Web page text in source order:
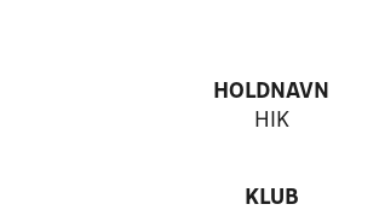
HOLDNAVN
HIK
KLUB